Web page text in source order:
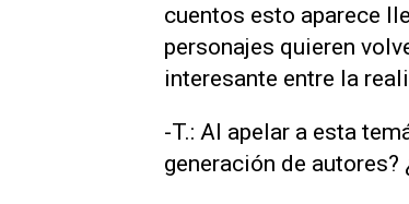
cuentos esto aparece
personajes quieren
interesante entre la
-T.: Al apelar a esta
generación de